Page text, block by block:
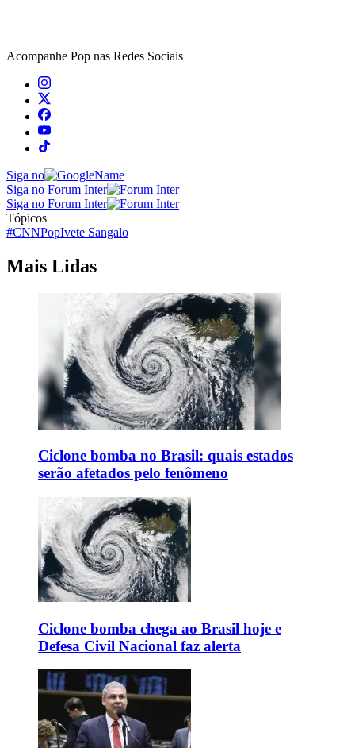
Acompanhe Pop nas Redes Sociais
Siga no
Siga no Forum Inter
Siga no Forum Inter
Tópicos
#CNNPopIvete Sangalo
Mais Lidas
Ciclone bomba no Brasil: quais estados
serão afetados pelo fenômeno
Ciclone bomba chega ao Brasil hoje e
Defesa Civil Nacional faz alerta